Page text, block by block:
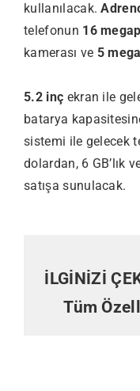
kullanılacak.
telefonun 16
kamerası ve 5
5.2 inç ekran ile
batarya
sistemi ile gelecek
dolardan, 6 GB’lık
satışa sunulacak.
İLGİNİZİ
Tüm